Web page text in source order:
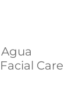
Care